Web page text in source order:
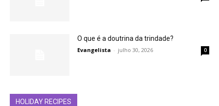
O que é a doutrina da trindade?
Evangelista - julho 30, 2026 0
HOLIDAY RECIPES